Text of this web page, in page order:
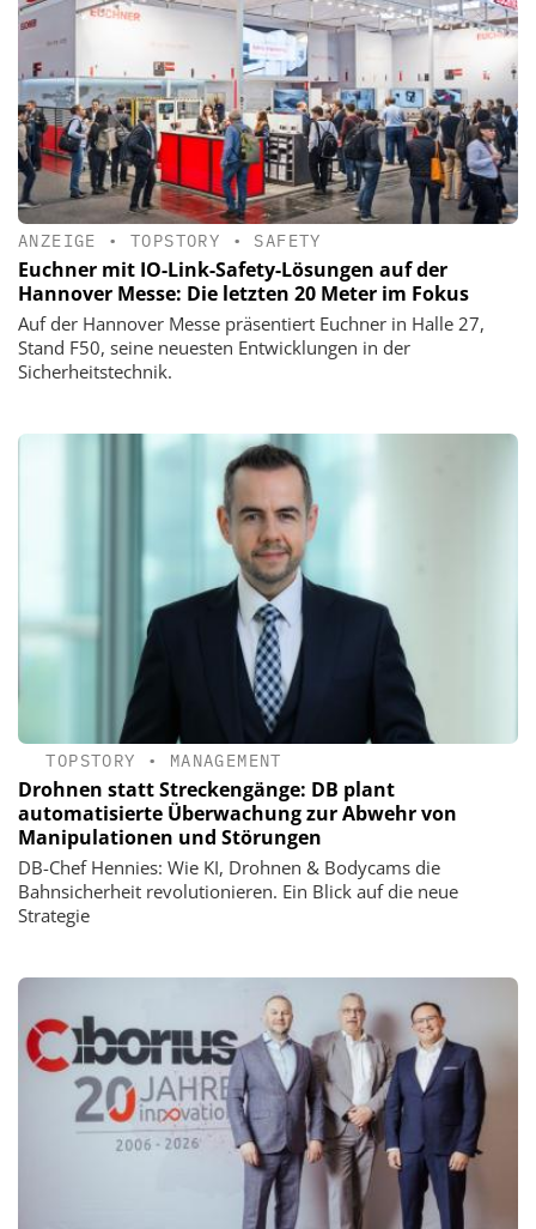
ANZEIGE •TOPSTORY • SAFETY
Euchner mit IO-Link-Safety-Lösungen auf der
Hannover Messe: Die letzten 20 Meter im Fokus
Auf der Hannover Messe präsentiert Euchner in Halle 27,
Stand F50, seine neuesten Entwicklungen in der
Sicherheitstechnik.
TOPSTORY • MANAGEMENT
Drohnen statt Streckengänge: DB plant
automatisierte Überwachung zur Abwehr von
Manipulationen und Störungen
DB-Chef Hennies: Wie KI, Drohnen & Bodycams die
Bahnsicherheit revolutionieren. Ein Blick auf die neue
Strategie